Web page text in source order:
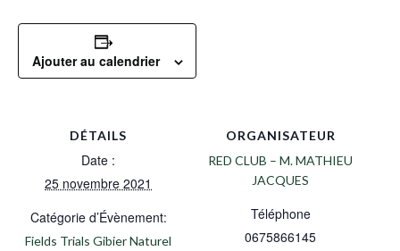
Ajouter au calendrier
DÉTAILS
Date :
25 novembre 2021
Catégorie d’Évènement:
Fields Trials Gibier Naturel
ORGANISATEUR
RED CLUB – M. MATHIEU
JACQUES
Téléphone
0675866145